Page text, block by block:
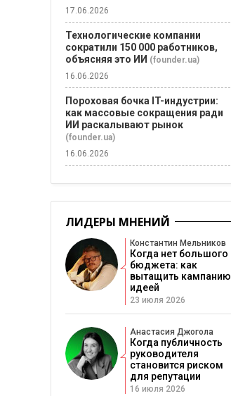
17.06.2026
Технологические компании
сократили 150 000 работников,
объясняя это ИИ (founder.ua)
16.06.2026
Пороховая бочка IT-индустрии:
как массовые сокращения ради
ИИ раскалывают рынок
(founder.ua)
16.06.2026
ЛИДЕРЫ МНЕНИЙ
Константин Мельников
Когда нет большого
бюджета: как
вытащить кампанию
идеей
23 июля 2026
Анастасия Джогола
Когда публичность
руководителя
становится риском
для репутации
16 июля 2026